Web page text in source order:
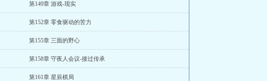
第149章 游戏-现实
第152章 零食驱动的苦力
第155章 三面的野心
第158章 守夜人会议-接过传承
第161章 星辰棋局